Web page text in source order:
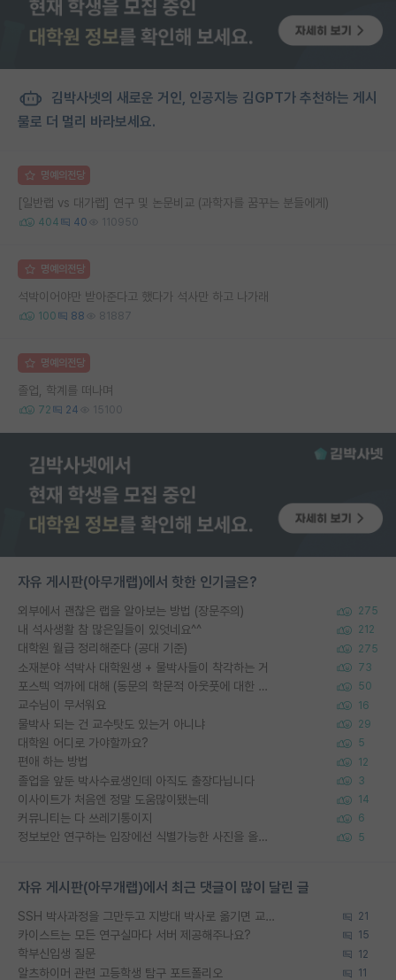
김박사넷의 새로운 거인, 인공지능 김GPT가 추천하는 게시
물로 더 멀리 바라보세요.
명예의전당
[일반랩 vs 대가랩] 연구 및 논문비교 (과학자를 꿈꾸는 분들에게)
404 40 110950
명예의전당
석박이어야만 받아준다고 했다가 석사만 하고 나가래
100 88 81887
명예의전당
졸업, 학계를 떠나며
72 24 15100
자유 게시판(아무개랩)에서 핫한 인기글은?
외부에서 괜찮은 랩을 알아보는 방법 (장문주의) 275
내 석사생활 참 많은일들이 있엇네요^^ 212
대학원 월급 정리해준다 (공대 기준) 275
소재분야 석박사 대학원생 + 물박사들이 착각하는 거 73
포스텍 억까에 대해 (동문의 학문적 아웃풋에 대한 반박) 50
교수님이 무서워요 16
물박사 되는 건 교수탓도 있는거 아니냐 29
대학원 어디로 가야할까요? 5
편애 하는 방법 12
졸업을 앞둔 박사수료생인데 아직도 출장다닙니다 3
이사이트가 처음엔 정말 도움많이됐는데 14
커뮤니티는 다 쓰레기통이지 6
정보보안 연구하는 입장에선 식별가능한 사진을 올리는건 비추이긴함 5
자유 게시판(아무개랩)에서 최근 댓글이 많이 달린 글
SSH 박사과정을 그만두고 지방대 박사로 옮기면 교수의 꿈은 끝일까요? 21
카이스트는 모든 연구실마다 서버 제공해주나요? 15
학부신입생 질문 12
알츠하이머 관련 고등학생 탐구 포트폴리오 11